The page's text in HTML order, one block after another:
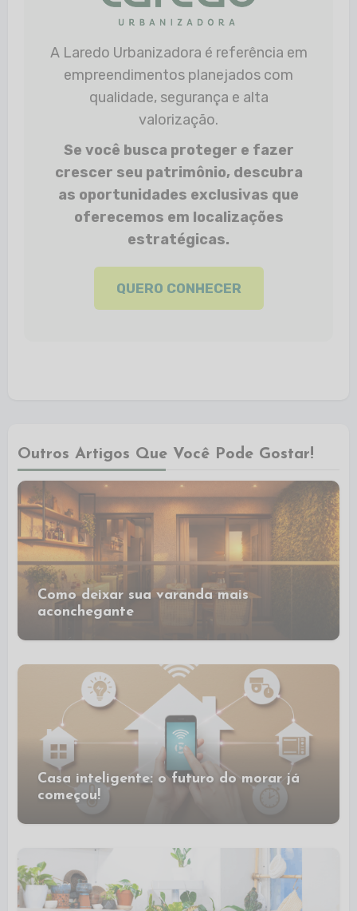
A Laredo Urbanizadora é referência em
empreendimentos planejados com
qualidade, segurança e alta
valorização.
Se você busca proteger e fazer
crescer seu patrimônio, descubra
as oportunidades exclusivas que
oferecemos em localizações
estratégicas.
QUERO CONHECER
Outros Artigos Que Você Pode Gostar!
Como deixar sua varanda mais
aconchegante
Casa inteligente: o futuro do morar já
começou!